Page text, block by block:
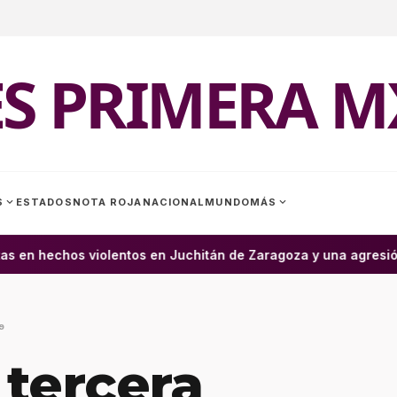
PRIMERA
expand_more ESTADOS NOTA ROJA NACIONAL MUNDOMÁS expand_more
hechos violentos en Juchitán de Zaragoza y una agresión